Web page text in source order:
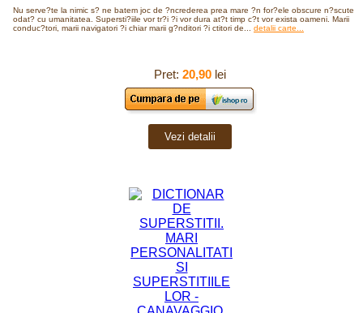
Nu serve?te la nimic s? ne batem joc de ?ncrederea prea mare ?n for?ele obscure n?scute
odat? cu umanitatea. Supersti?iile vor tr?i ?i vor dura at?t timp c?t vor exista oameni. Marii
conduc?tori, marii navigatori ?i chiar marii g?nditori ?i ctitori de... detalii carte...
Pret: 20,90lei
Vezi detalii